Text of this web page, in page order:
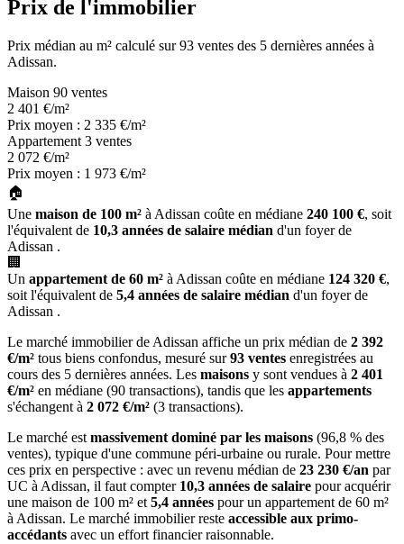
Prix de l'immobilier
Prix médian au m² calculé sur 93 ventes des 5 dernières années à
Adissan.
Maison 90 ventes
2 401 €/m²
Prix moyen : 2 335 €/m²
Appartement 3 ventes
2 072 €/m²
Prix moyen : 1 973 €/m²
🏠
Une maison de 100 m² à Adissan coûte en médiane 240 100 €, soit
l'équivalent de 10,3 années de salaire médian d'un foyer de
Adissan .
🏢
Un appartement de 60 m² à Adissan coûte en médiane 124 320 €,
soit l'équivalent de 5,4 années de salaire médian d'un foyer de
Adissan .
Le marché immobilier de Adissan affiche un prix médian de 2 392
€/m² tous biens confondus, mesuré sur93 ventes enregistrées au
cours des 5 dernières années. Les maisons y sont vendues à 2 401
€/m² en médiane (90 transactions), tandis que les appartements
s'échangent à 2 072 €/m² (3 transactions).
Le marché est massivement dominé par les maisons (96,8 % des
ventes), typique d'une commune péri-urbaine ou rurale. Pour mettre
ces prix en perspective : avec un revenu médian de 23 230 €/an par
UC à Adissan, il faut compter 10,3 années de salaire pour acquérir
une maison de 100 m² et 5,4 années pour un appartement de 60 m²
à Adissan. Le marché immobilier reste accessible aux primo-
accédants avec un effort financier raisonnable.